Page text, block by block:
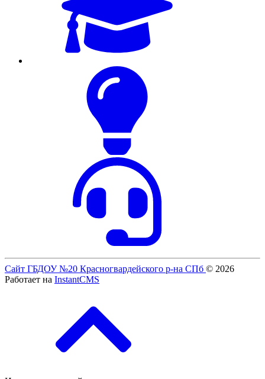
Сайт ГБДОУ №20 Красногвардейского р-на СПб © 2026
Работает на InstantCMS